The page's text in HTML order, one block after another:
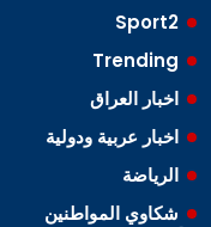
Sport2
Trending
اخبار العراق
اخبار عربية ودولية
الرياضة
شكاوي المواطنين